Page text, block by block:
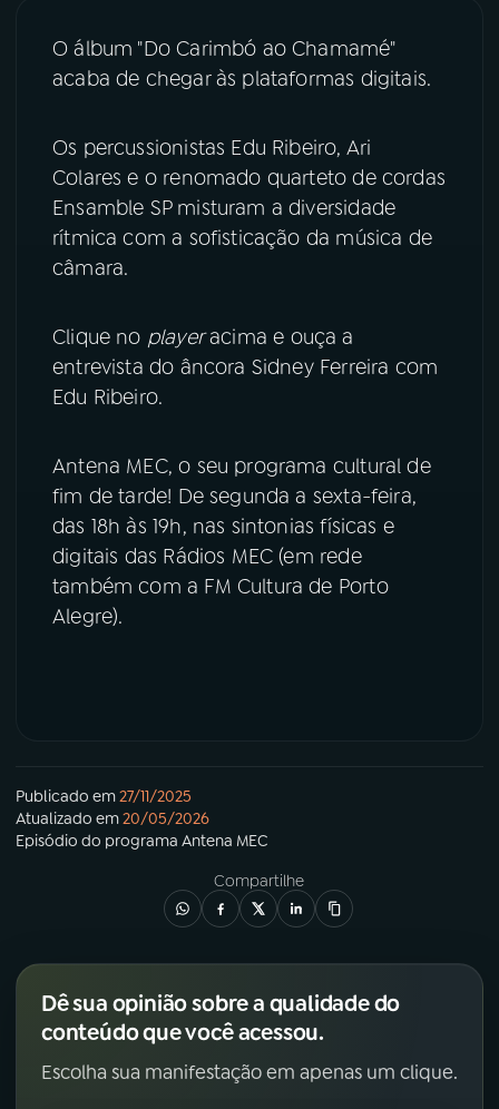
06 VIDEOCASTS
08 PRÊMIO RÁDIO MEC
ACOMPANHE A RÁDIO MEC
YouTube Facebook
Instagram
O álbum "Do Carimbó ao Chamamé"
acaba de chegar às plataformas digitais.
Os percussionistas Edu Ribeiro, Ari
Colares e o renomado quarteto de cordas
Ensamble SP misturam a diversidade
rítmica com a sofisticação da música de
câmara.
Clique no playeracima e ouça a
entrevista do âncora Sidney Ferreira com
Edu Ribeiro.
Antena MEC, o seu programa cultural de
fim de tarde! De segunda a sexta-feira,
das 18h às 19h, nas sintonias físicas e
digitais das Rádios MEC (em rede
também com a FM Cultura de Porto
Alegre).
Publicado em27/11/2025
Atualizado em20/05/2026
Episódio do programa Antena MEC
Compartilhe
Dê sua opinião sobre a qualidade do
conteúdo que você acessou.
Escolha sua manifestação em apenas um clique.